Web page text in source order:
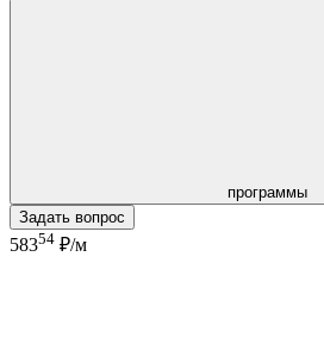
программы
Задать вопрос
58354 ₽/м